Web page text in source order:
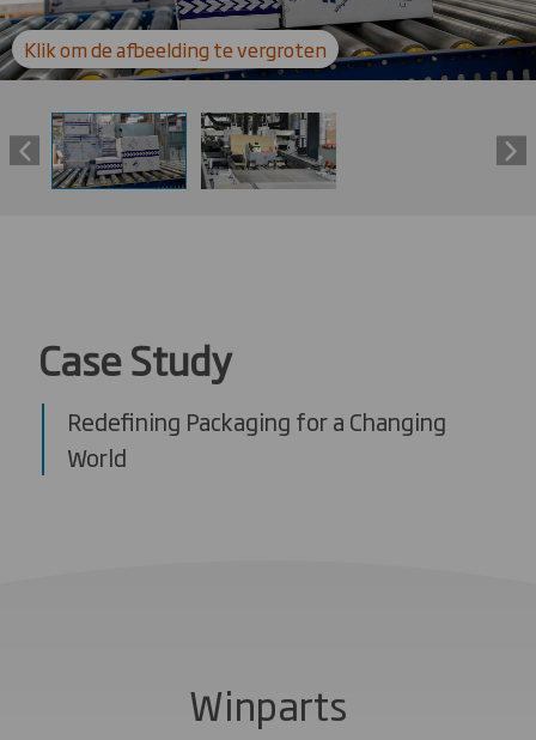
Klik om de afbeelding te vergroten
Case Study
Redefining Packaging for a Changing
World
Winparts